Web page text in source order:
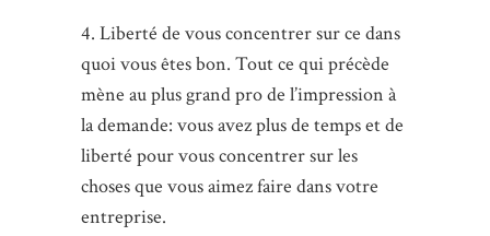
4. Liberté de vous concentrer sur ce dans
quoi vous êtes bon. Tout ce qui précède
mène au plus grand pro de l’impression à
la demande: vous avez plus de temps et de
liberté pour vous concentrer sur les
choses que vous aimez faire dans votre
entreprise.